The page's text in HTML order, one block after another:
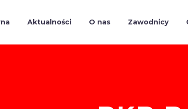
Aktualności O nas Zawodnicy